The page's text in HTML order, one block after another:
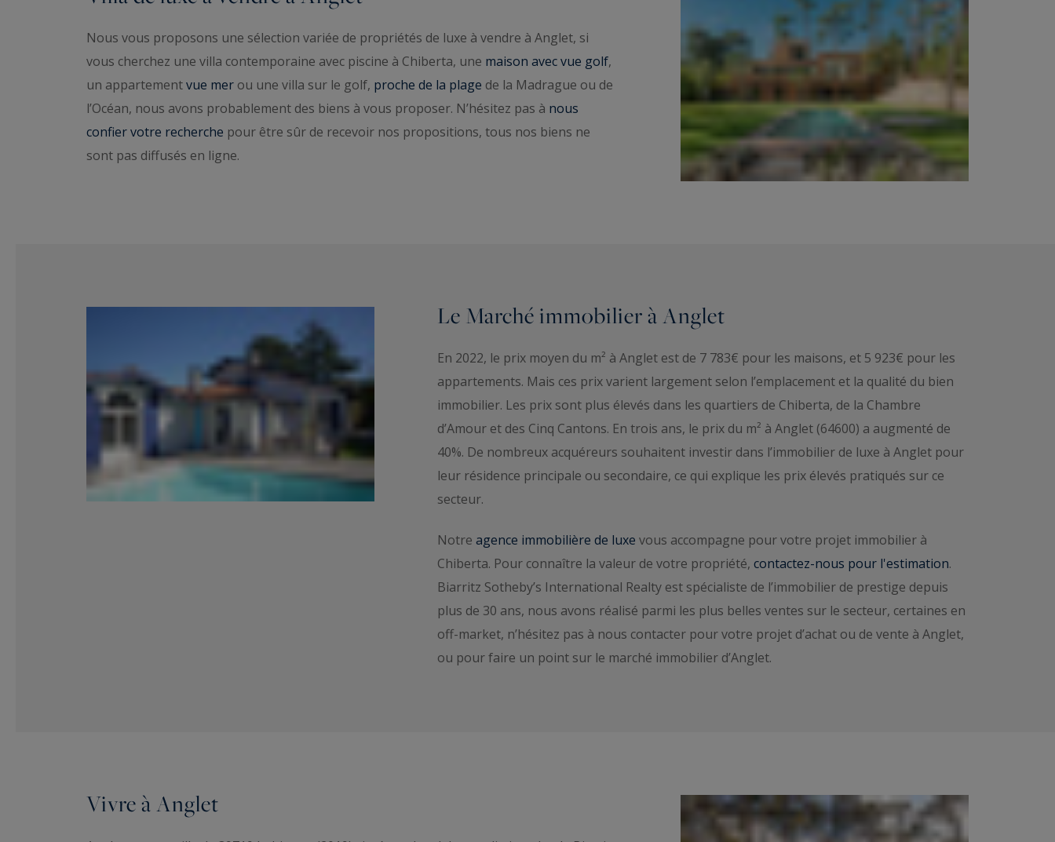
Nous vous proposons une sélection variée de propriétés de luxe à vendre à Anglet, si
vous cherchez une villa contemporaine avec piscine à Chiberta, une maison avec vue golf,
un appartementvue mer ou une villa sur le golf, proche de la plage de la Madrague ou de
l’Océan, nous avons probablement des biens à vous proposer. N’hésitez pas à nous
confier votre recherche pour être sûr de recevoir nos propositions, tous nos biens ne
sont pas diffusés en ligne.
Le Marché immobilier à Anglet
En 2022, le prix moyen du m² à Anglet est de 7 783€ pour les maisons, et 5 923€ pour les
appartements. Mais ces prix varient largement selon l’emplacement et la qualité du bien
immobilier. Les prix sont plus élevés dans les quartiers de Chiberta, de la Chambre
d’Amour et des Cinq Cantons. En trois ans, le prix du m² à Anglet (64600) a augmenté de
40%. De nombreux acquéreurs souhaitent investir dans l’immobilier de luxe à Anglet pour
leur résidence principale ou secondaire, ce qui explique les prix élevés pratiqués sur ce
secteur.
Notre agence immobilière de luxe vous accompagne pour votre projet immobilier à
Chiberta. Pour connaître la valeur de votre propriété, contactez-nous pour l'estimation.
Biarritz Sotheby’s International Realty est spécialiste de l’immobilier de prestige depuis
plus de 30 ans, nous avons réalisé parmi les plus belles ventes sur le secteur, certaines en
off-market, n’hésitez pas à nous contacter pour votre projet d’achat ou de vente à Anglet,
ou pour faire un point sur le marché immobilier d’Anglet.
Vivre à Anglet